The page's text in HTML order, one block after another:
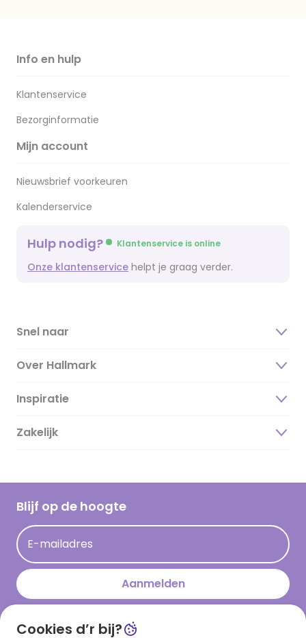
Info en hulp
Klantenservice
Bezorginformatie
Mijn account
Nieuwsbrief voorkeuren
Kalenderservice
Hulp nodig? Klantenservice is online
Onze klantenservice helpt je graag verder.
Snel naar
Over Hallmark
Over ons
Duurzaamheid
Hallmark Kaartclub
Acties
Persberichten
Hallmark en Kinderpostzegels
Inspiratie
Magazine
Cadeau inspiratie
Kaartinspiratie
Zakelijk
Blijf op de hoogte
E-mailadres
Aanmelden
Cookies d’r bij?